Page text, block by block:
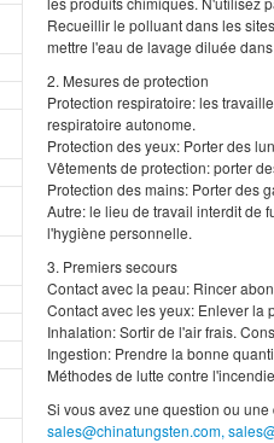
Recueillir le polluant dans les
mettre l'eau de lavage diluée
2. Mesures de protection
Protection respiratoire: les
respiratoire autonome.
Protection des yeux: Porter des
Vêtements de protection: porter
Protection des mains: Porter des
Autre: le lieu de travail interdit de
l'hygiène personnelle.
3. Premiers secours
Contact avec la peau: Rincer
Contact avec les yeux: Enlever la
Inhalation: Sortir de l'air frais.
Ingestion: Prendre la bonne
Méthodes de lutte contre
Si vous avez une question ou
sales@chinatungsten.com,